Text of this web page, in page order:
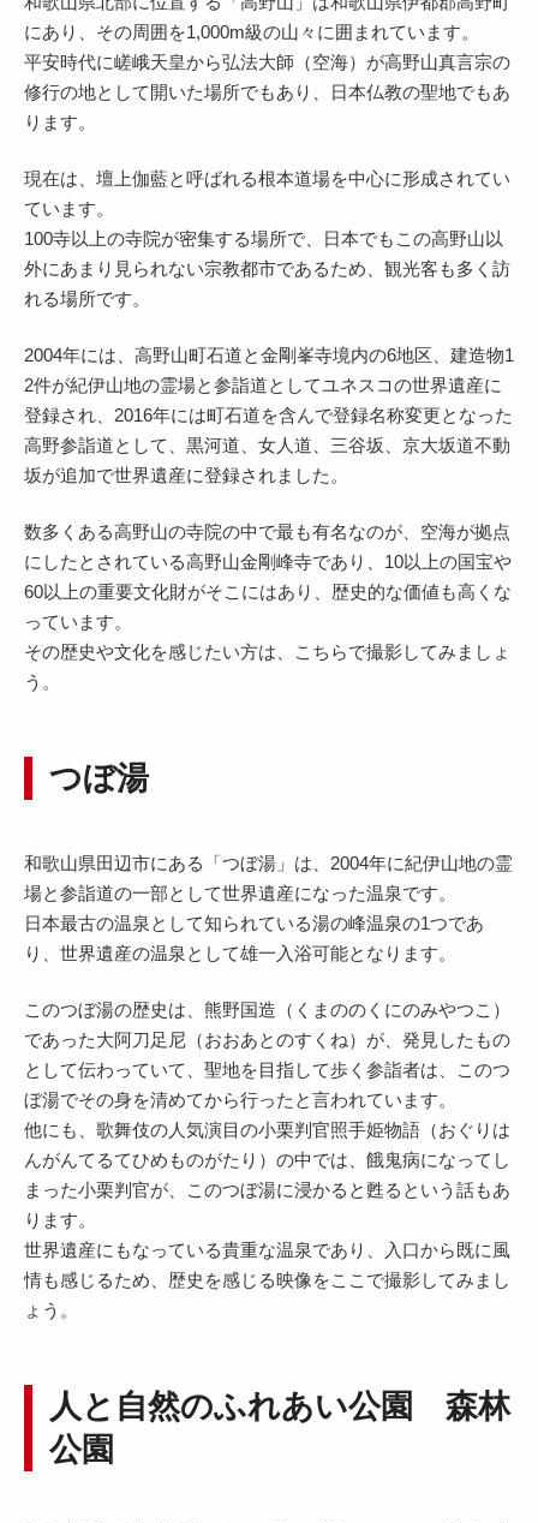
にあり、その周囲を1,000m級の山々に囲まれています。
平安時代に嵯峨天皇から弘法大師（空海）が高野山真言宗の
修行の地として開いた場所でもあり、日本仏教の聖地でもあ
ります。
現在は、壇上伽藍と呼ばれる根本道場を中心に形成されてい
ています。
100寺以上の寺院が密集する場所で、日本でもこの高野山以
外にあまり見られない宗教都市であるため、観光客も多く訪
れる場所です。
2004年には、高野山町石道と金剛峯寺境内の6地区、建造物1
2件が紀伊山地の霊場と参詣道としてユネスコの世界遺産に
登録され、2016年には町石道を含んで登録名称変更となった
高野参詣道として、黒河道、女人道、三谷坂、京大坂道不動
坂が追加で世界遺産に登録されました。
数多くある高野山の寺院の中で最も有名なのが、空海が拠点
にしたとされている高野山金剛峰寺であり、10以上の国宝や
60以上の重要文化財がそこにはあり、歴史的な価値も高くな
っています。
その歴史や文化を感じたい方は、こちらで撮影してみましょ
う。
つぼ湯
和歌山県田辺市にある「つぼ湯」は、2004年に紀伊山地の霊
場と参詣道の一部として世界遺産になった温泉です。
日本最古の温泉として知られている湯の峰温泉の1つであ
り、世界遺産の温泉として雄一入浴可能となります。
このつぼ湯の歴史は、熊野国造（くまののくにのみやつこ）
であった大阿刀足尼（おおあとのすくね）が、発見したもの
として伝わっていて、聖地を目指して歩く参詣者は、このつ
ぼ湯でその身を清めてから行ったと言われています。
他にも、歌舞伎の人気演目の小栗判官照手姫物語（おぐりは
んがんてるてひめものがたり）の中では、餓鬼病になってし
まった小栗判官が、このつぼ湯に浸かると甦るという話もあ
ります。
世界遺産にもなっている貴重な温泉であり、入口から既に風
情も感じるため、歴史を感じる映像をここで撮影してみまし
ょう。
人と自然のふれあい公園 森林
公園